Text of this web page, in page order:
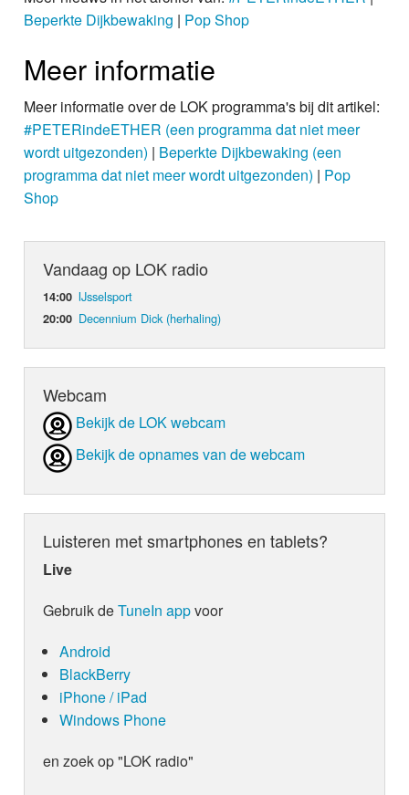
Beperkte Dijkbewaking | Pop Shop
Meer informatie
Meer informatie over de LOK programma's bij dit artikel:
#PETERindeETHER (een programma dat niet meer
wordt uitgezonden) | Beperkte Dijkbewaking (een
programma dat niet meer wordt uitgezonden) | Pop
Shop
Vandaag op LOK radio
14:00 IJsselsport
20:00 Decennium Dick (herhaling)
Webcam
Bekijk de LOK webcam
Bekijk de opnames van de webcam
Luisteren met smartphones en tablets?
Live
Gebruik deTuneIn appvoor
Android
BlackBerry
iPhone / iPad
Windows Phone
en zoek op "LOK radio"